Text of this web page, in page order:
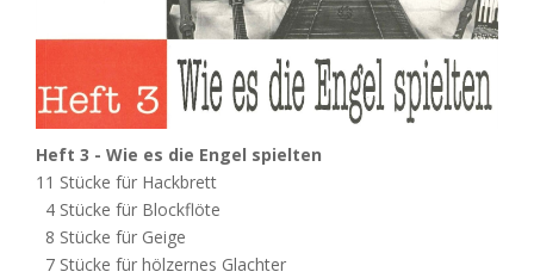
Heft 3 - Wie es die Engel spielten
11 Stücke für Hackbrett
4 Stücke für Blockflöte
8 Stücke für Geige
7 Stücke für hölzernes Glachter